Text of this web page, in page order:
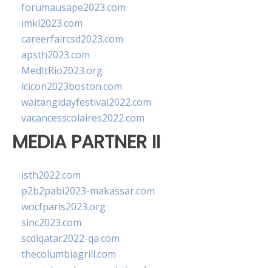
forumausape2023.com
imkl2023.com
careerfaircsd2023.com
apsth2023.com
MedItRio2023.org
lcicon2023boston.com
waitangidayfestival2022.com
vacancesscolaires2022.com
MEDIA PARTNER II
isth2022.com
p2b2pabi2023-makassar.com
wocfparis2023.org
sinc2023.com
scdlqatar2022-qa.com
thecolumbiagrill.com